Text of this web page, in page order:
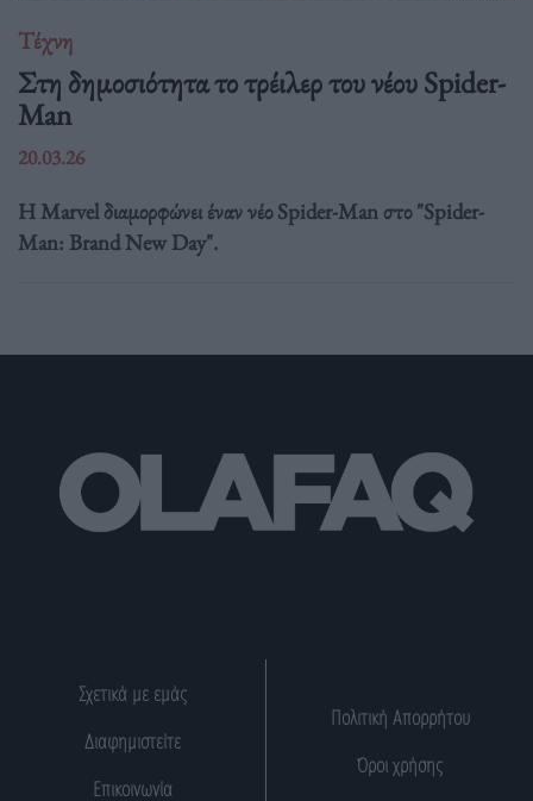
Τέχνη
Στη δημοσιότητα το τρέιλερ του νέου Spider-
Man
20.03.26
Η Marvel διαμορφώνει έναν νέο Spider-Man στο "Spider-
Man: Brand New Day".
Σχετικά με εμάς
Διαφημιστείτε
Επικοινωνία
Πολιτική Απορρήτου
Όροι χρήσης